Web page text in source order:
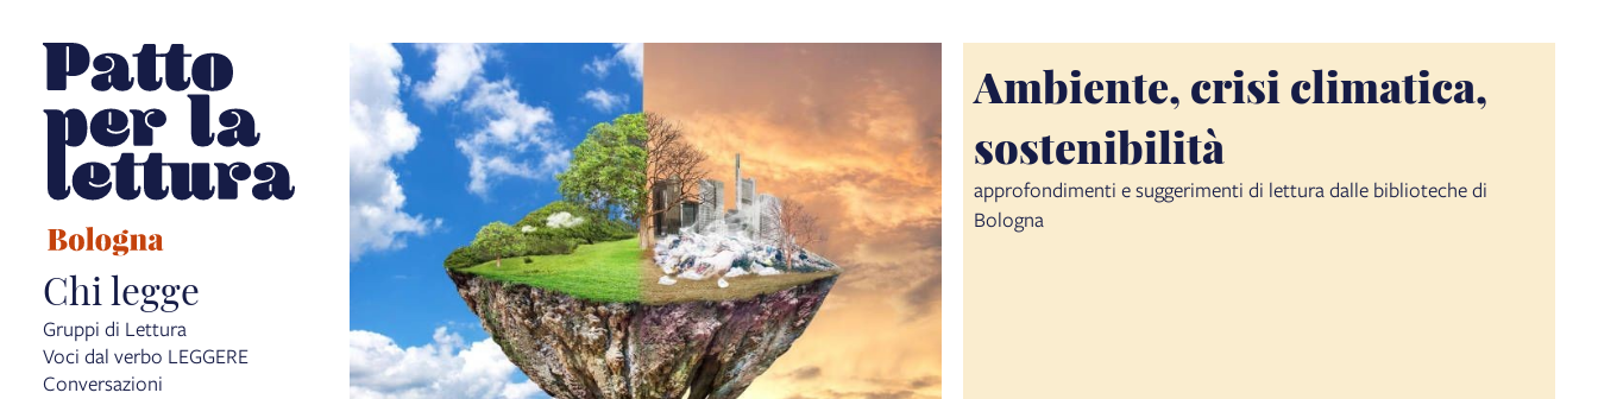
Chi legge
Gruppi di Lettura
Voci dal verbo LEGGERE
Conversazioni
Ambiente, crisi climatica,
sostenibilità
approfondimenti e suggerimenti di lettura dalle biblioteche di
Bologna